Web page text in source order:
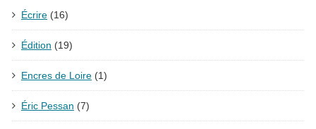
Écrire (16)
Édition (19)
Encres de Loire (1)
Éric Pessan (7)